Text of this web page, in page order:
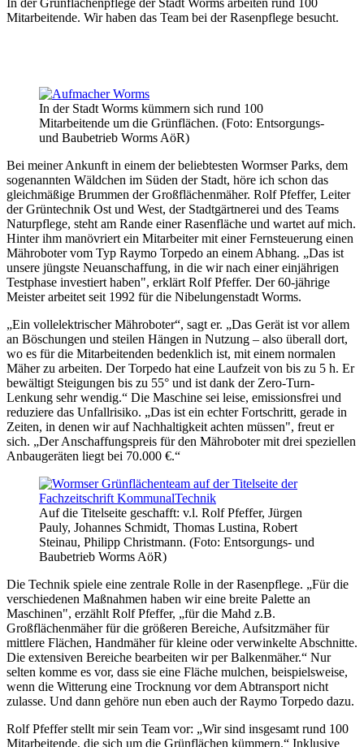
Mitarbeitende. Wir haben das Team bei der Rasenpflege besucht.
In der Stadt Worms kümmern sich rund 100
Mitarbeitende um die Grünflächen. (Foto: Entsorgungs-
und Baubetrieb Worms AöR)
Bei meiner Ankunft in einem der beliebtesten Wormser Parks, dem
sogenannten Wäldchen im Süden der Stadt, höre ich schon das
gleichmäßige Brummen der Großflächenmäher. Rolf Pfeffer, Leiter
der Grüntechnik Ost und West, der Stadtgärtnerei und des Teams
Naturpflege, steht am Rande einer Rasenfläche und wartet auf mich.
Hinter ihm manövriert ein Mitarbeiter mit einer Fernsteuerung einen
Mähroboter vom Typ Raymo Torpedo an einem Abhang. „Das ist
unsere jüngste Neuanschaffung, in die wir nach einer einjährigen
Testphase investiert haben", erklärt Rolf Pfeffer. Der 60-jährige
Meister arbeitet seit 1992 für die Nibelungenstadt Worms.
„Ein vollelektrischer Mähroboter“, sagt er. „Das Gerät ist vor allem
an Böschungen und steilen Hängen in Nutzung – also überall dort,
wo es für die Mitarbeitenden bedenklich ist, mit einem normalen
Mäher zu arbeiten. Der Torpedo hat eine Laufzeit von bis zu 5 h. Er
bewältigt Steigungen bis zu 55° und ist dank der Zero-Turn-
Lenkung sehr wendig.“ Die Maschine sei leise, emissionsfrei und
reduziere das Unfallrisiko. „Das ist ein echter Fortschritt, gerade in
Zeiten, in denen wir auf Nachhaltigkeit achten müssen", freut er
sich. „Der Anschaffungspreis für den Mähroboter mit drei speziellen
Anbaugeräten liegt bei 70.000 €.“
Auf die Titelseite geschafft: v.l. Rolf Pfeffer, Jürgen
Pauly, Johannes Schmidt, Thomas Lustina, Robert
Steinau, Philipp Christmann. (Foto: Entsorgungs- und
Baubetrieb Worms AöR)
Die Technik spiele eine zentrale Rolle in der Rasenpflege. „Für die
verschiedenen Maßnahmen haben wir eine breite Palette an
Maschinen", erzählt Rolf Pfeffer, „für die Mahd z.B.
Großflächenmäher für die größeren Bereiche, Aufsitzmäher für
mittlere Flächen, Handmäher für kleine oder verwinkelte Abschnitte.
Die extensiven Bereiche bearbeiten wir per Balkenmäher.“ Nur
selten komme es vor, dass sie eine Fläche mulchen, beispielsweise,
wenn die Witterung eine Trocknung vor dem Abtransport nicht
zulasse. Und dann gehöre nun eben auch der Raymo Torpedo dazu.
Rolf Pfeffer stellt mir sein Team vor: „Wir sind insgesamt rund 100
Mitarbeitende, die sich um die Grünflächen kümmern.“ Inklusive